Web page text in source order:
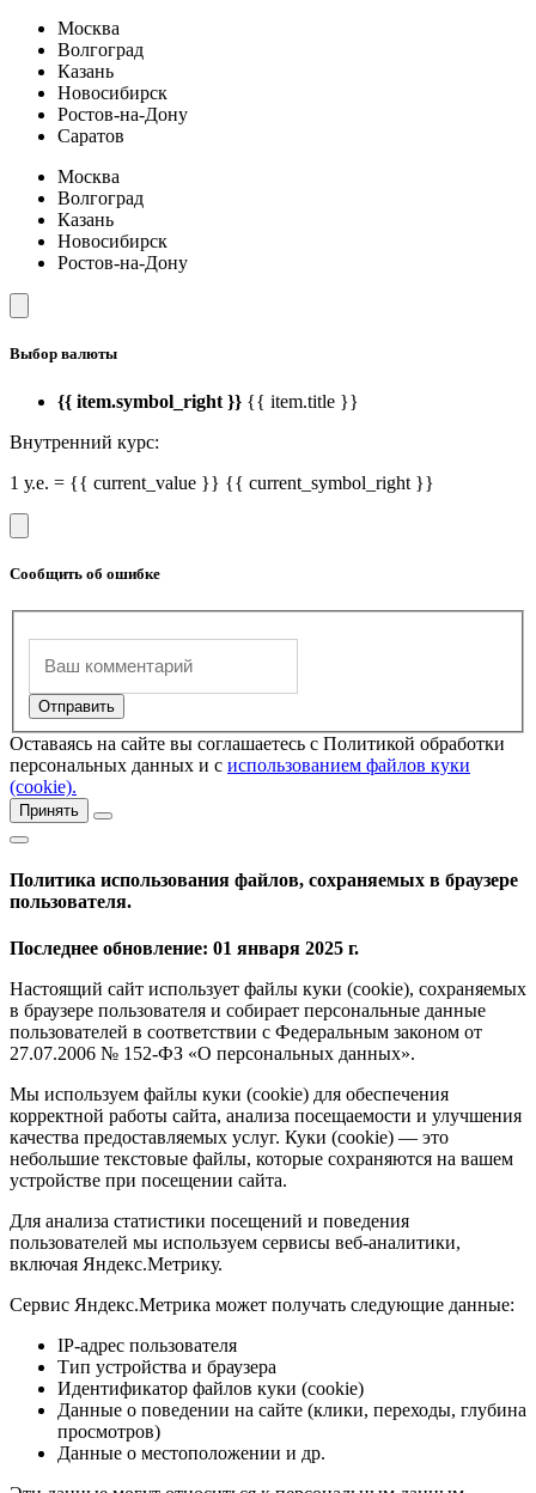
Москва
Волгоград
Казань
Новосибирск
Ростов-на-Дону
Саратов
Москва
Волгоград
Казань
Новосибирск
Ростов-на-Дону
Выбор валюты
{{ item.symbol_right }} {{ item.title }}
Внутренний курс:
1 у.е. = {{ current_value }} {{ current_symbol_right }}
Сообщить об ошибке
Оставаясь на сайте вы соглашаетесь с Политикой обработки
персональных данных и с использованием файлов куки
(cookie).
Принять
Политика использования файлов, сохраняемых в браузере
пользователя.
Последнее обновление: 01 января 2025 г.
Настоящий сайт использует файлы куки (cookie), сохраняемых
в браузере пользователя и собирает персональные данные
пользователей в соответствии с Федеральным законом от
27.07.2006 № 152-ФЗ «О персональных данных».
Мы используем файлы куки (cookie) для обеспечения
корректной работы сайта, анализа посещаемости и улучшения
качества предоставляемых услуг. Куки (cookie) — это
небольшие текстовые файлы, которые сохраняются на вашем
устройстве при посещении сайта.
Для анализа статистики посещений и поведения
пользователей мы используем сервисы веб-аналитики,
включая Яндекс.Метрику.
Сервис Яндекс.Метрика может получать следующие данные:
IP-адрес пользователя
Тип устройства и браузера
Идентификатор файлов куки (cookie)
Данные о поведении на сайте (клики, переходы, глубина
просмотров)
Данные о местоположении и др.